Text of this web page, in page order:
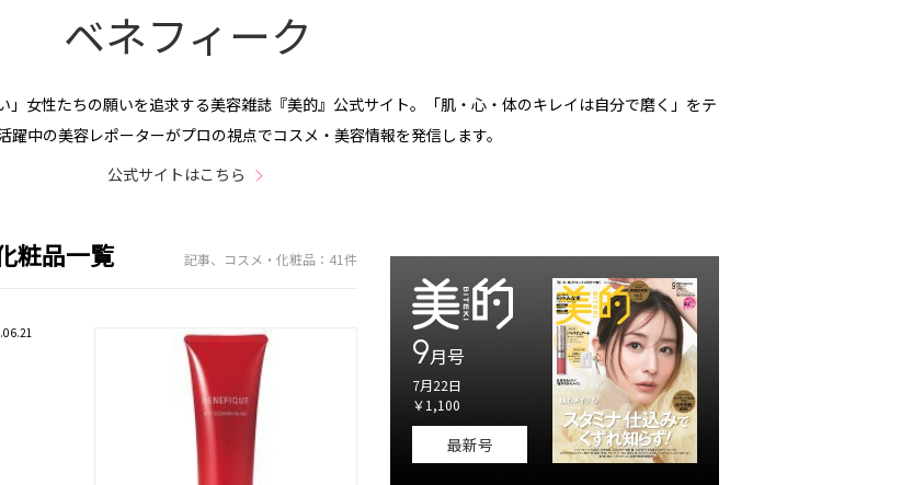
ベネフィーク
」女性たちの願いを追求する美容雑誌『美的』公式サイト。「肌・心・体のキレイは自分で磨く」をテ
躍中の美容レポーターがプロの視点でコスメ・美容情報を発信します。
公式サイトはこちら
粧品一覧 記事、コスメ・化粧品：41件
9月号
7月22日
￥1,100
最新号